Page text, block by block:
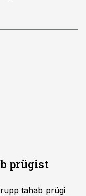
prügist
tahab prügi